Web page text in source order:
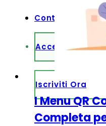
Contatti
Accedi
Iscriviti Ora
I Menu QR
Completa